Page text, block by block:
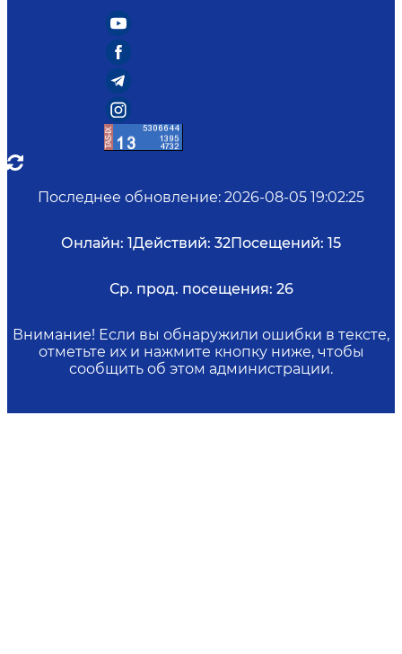
Последнее обновление: 2026-08-05 19:02:25
Онлайн: 1Действий: 32Посещений: 15
Ср. прод. посещения: 26
Внимание! Если вы обнаружили ошибки в тексте,
отметьте их и нажмите кнопку ниже, чтобы
сообщить об этом администрации.